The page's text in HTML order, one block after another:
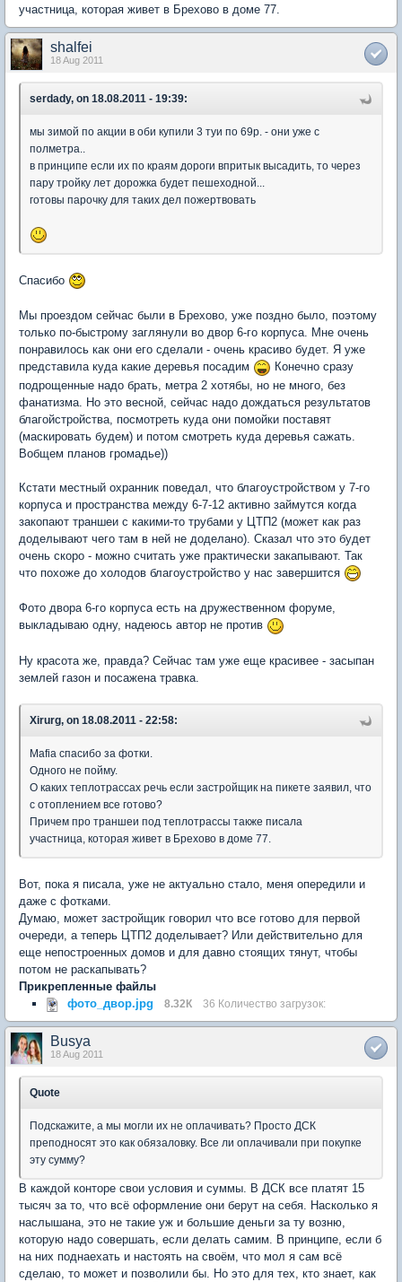
участница, которая живет в Брехово в доме 77.
shalfei
18 Aug 2011
serdady, on 18.08.2011 - 19:39:
мы зимой по акции в оби купили 3 туи по 69р. - они уже с
полметра..
в принципе если их по краям дороги впритык высадить, то через
пару тройку лет дорожка будет пешеходной...
готовы парочку для таких дел пожертвовать
Спасибо
Мы проездом сейчас были в Брехово, уже поздно было, поэтому
только по-быстрому заглянули во двор 6-го корпуса. Мне очень
понравилось как они его сделали - очень красиво будет. Я уже
представила куда какие деревья посадим
Конечно сразу
подрощенные надо брать, метра 2 хотябы, но не много, без
фанатизма. Но это весной, сейчас надо дождаться результатов
благойстройства, посмотреть куда они помойки поставят
(маскировать будем) и потом смотреть куда деревья сажать.
Вобщем планов громадье))
Кстати местный охранник поведал, что благоустройством у 7-го
корпуса и пространства между 6-7-12 активно займутся когда
закопают траншеи с какими-то трубами у ЦТП2 (может как раз
доделывают чего там в ней не доделано). Сказал что это будет
очень скоро - можно считать уже практически закапывают. Так
что похоже до холодов благоустройство у нас завершится
Фото двора 6-го корпуса есть на дружественном форуме,
выкладываю одну, надеюсь автор не против
Ну красота же, правда? Сейчас там уже еще красивее - засыпан
землей газон и посажена травка.
Xirurg, on 18.08.2011 - 22:58:
Mafia спасибо за фотки.
Одного не пойму.
О каких теплотрассах речь если застройщик на пикете заявил, что
с отоплением все готово?
Причем про траншеи под теплотрассы также писала
участница, которая живет в Брехово в доме 77.
Вот, пока я писала, уже не актуально стало, меня опередили и
даже с фотками.
Думаю, может застройщик говорил что все готово для первой
очереди, а теперь ЦТП2 доделывает? Или действительно для
еще непостроенных домов и для давно стоящих тянут, чтобы
потом не раскапывать?
Прикрепленные файлы
фото_двор.jpg
8.32К 36 Количество загрузок:
Busya
18 Aug 2011
Quote
Подскажите, а мы могли их не оплачивать? Просто ДСК
преподносят это как обязаловку. Все ли оплачивали при покупке
эту сумму?
В каждой конторе свои условия и суммы. В ДСК все платят 15
тысяч за то, что всё оформление они берут на себя. Насколько я
наслышана, это не такие уж и большие деньги за ту возню,
которую надо совершать, если делать самим. В принципе, если б
на них поднаехать и настоять на своём, что мол я сам всё
сделаю, то может и позволили бы. Но это для тех, кто знает, как